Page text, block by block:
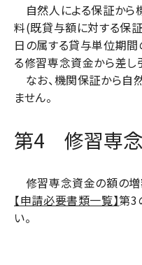
自然人による保証から
料(既貸与額に対する保
日の属する貸与単位期
る修習専念資金から差し
なお、機関保証から自
ません。
第4 修習専念
修習専念資金の額の増
【申請必要書類一覧】第3
い。